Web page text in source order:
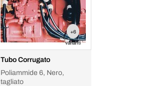
+6
varianti
Tubo Corrugato
Poliammide 6, Nero,
tagliato